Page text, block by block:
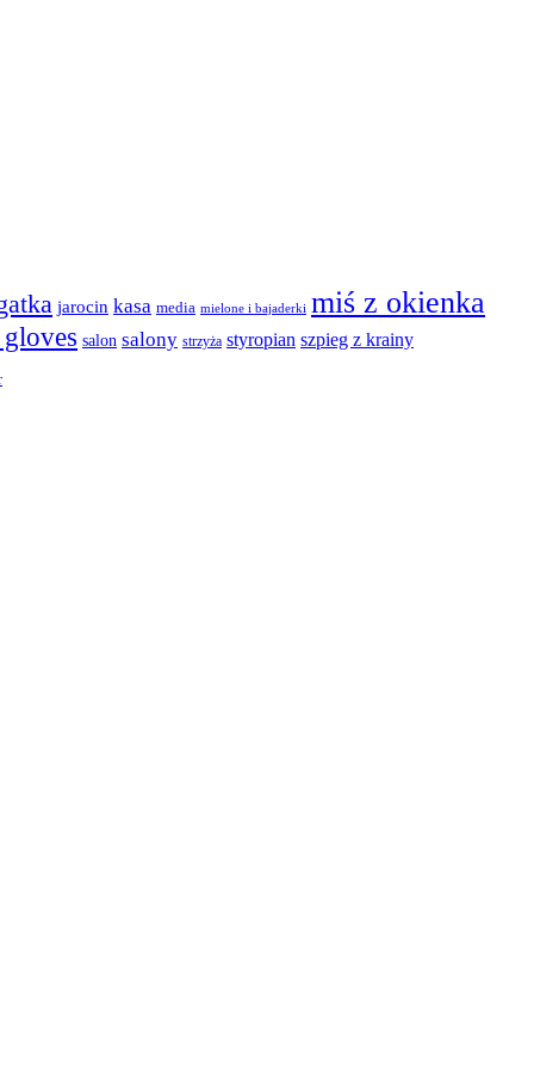
jarocin kasa media mielone i bajaderki miś z okienka
salon salony strzyża styropian szpieg z krainy